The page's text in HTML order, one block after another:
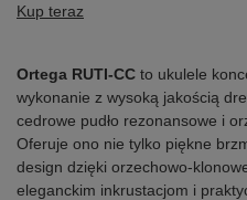
Kup teraz
Ortega RUTI-CC to ukulele
wykonanie z wysoką jakością
cedrowe pudło rezonansowe i
Oferuje ono nie tylko piękne
design dzięki orzechowo-
eleganckim inkrustacjom i